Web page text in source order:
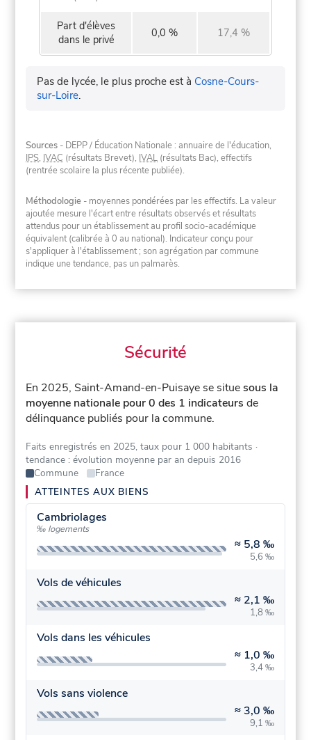
Part d'élèves
dans le privé
0,0 % 17,4 %
Pas de lycée, le plus proche est à Cosne-Cours-
sur-Loire.
Sources - DEPP / Éducation Nationale : annuaire de l'éducation,
IPS, IVAC (résultats Brevet), IVAL (résultats Bac), effectifs
(rentrée scolaire la plus récente publiée).
Méthodologie - moyennes pondérées par les effectifs. La valeur
ajoutée mesure l'écart entre résultats observés et résultats
attendus pour un établissement au profil socio-académique
équivalent (calibrée à 0 au national). Indicateur conçu pour
s'appliquer à l'établissement ; son agrégation par commune
indique une tendance, pas un palmarès.
Sécurité
En 2025, Saint-Amand-en-Puisaye se situesous la
moyenne nationale pour 0 des 1 indicateurs de
délinquance publiés pour la commune.
Faits enregistrés en 2025, taux pour 1 000 habitants ·
tendance : évolution moyenne par an depuis 2016
Commune
France
ATTEINTES AUX BIENS
Cambriolages
‰ logements
≈ 5,8 ‰
5,6 ‰
Vols de véhicules
≈ 2,1 ‰
1,8 ‰
Vols dans les véhicules
≈ 1,0 ‰
3,4 ‰
Vols sans violence
≈ 3,0 ‰
9,1 ‰